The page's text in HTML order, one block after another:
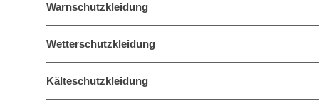
Warnschutzkleidung
Wetterschutzkleidung
Kälteschutzkleidung